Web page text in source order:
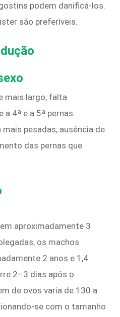
podem danificá-los.
são preferíveis.
mais largo; falta
4ª e a 5ª pernas.
pesadas; ausência de
das pernas que
aproximadamente 3
os machos
2 anos e 1,4
2–3 dias após o
de ovos varia de 130 a
se com o tamanho